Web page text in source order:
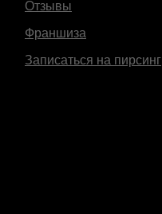
Отзывы
Франшиза
Записаться на пирсинг